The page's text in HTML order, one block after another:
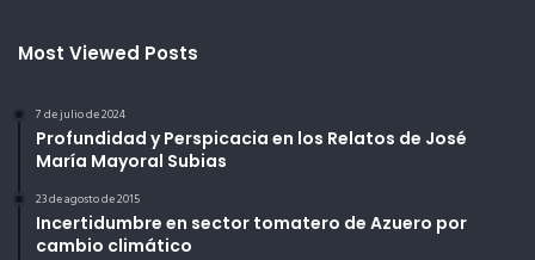
Most Viewed Posts
7 de julio de 2024
Profundidad y Perspicacia en los Relatos de José
María Mayoral Subias
23 de agosto de 2015
Incertidumbre en sector tomatero de Azuero por
cambio climático